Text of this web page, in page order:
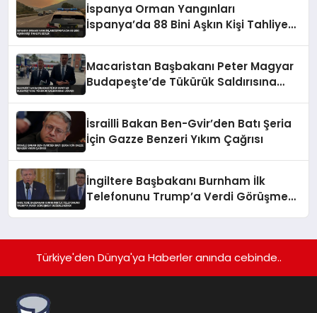
İspanya Orman Yangınları
İspanya’da 88 Bini Aşkın Kişi Tahliye
Macaristan Başbakanı Peter Magyar
Budapeşte’de Tükürük Saldırısına
İsrailli Bakan Ben-Gvir’den Batı Şeria
İçin Gazze Benzeri Yıkım Çağrısı
İngiltere Başbakanı Burnham İlk
Telefonunu Trump’a Verdi Görüşmeyi
Türkiye'den Dünya'ya Haberler anında cebinde..